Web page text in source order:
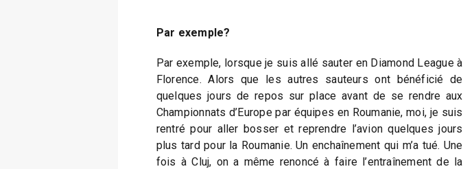
Par exemple?
Par exemple, lorsque je suis allé sauter en Diamond League à
Florence. Alors que les autres sauteurs ont bénéficié de
quelques jours de repos sur place avant de se rendre aux
Championnats d’Europe par équipes en Roumanie, moi, je suis
rentré pour aller bosser et reprendre l’avion quelques jours
plus tard pour la Roumanie. Un enchaînement qui m’a tué. Une
fois à Cluj, on a même renoncé à faire l’entraînement de la